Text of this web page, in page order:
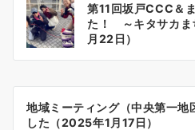
第11回坂戸CCC＆
た！ ～キタサカま
月22日）
地域ミーティング（中央第一地
した（2025年1月17日）